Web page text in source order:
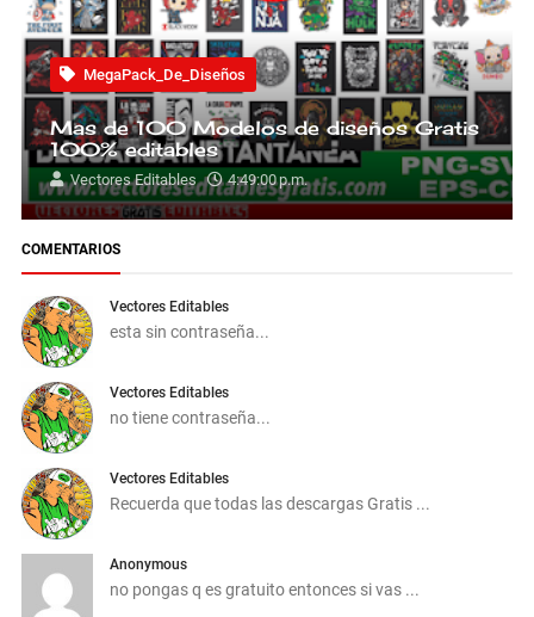
MegaPack_De_Diseños
Mas de 100 Modelos de diseños Gratis
100% editables
Vectores Editables 4:49:00 p.m.
COMENTARIOS
Vectores Editables
esta sin contraseña...
Vectores Editables
no tiene contraseña...
Vectores Editables
Recuerda que todas las descargas Gratis ...
Anonymous
no pongas q es gratuito entonces si vas ...